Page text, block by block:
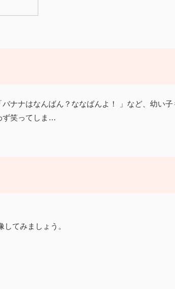
ナナはなんばん？ななばんよ！ 」など、幼い子
ず笑ってしま…
てみましょう。